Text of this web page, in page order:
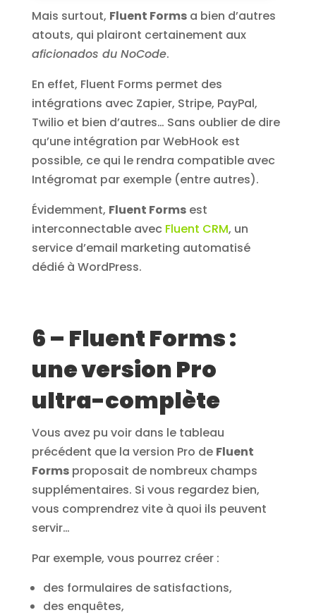
Mais surtout, Fluent Formsa bien d’autres
atouts, qui plairont certainement aux
aficionados du NoCode.
En effet, Fluent Forms permet des
intégrations avec Zapier, Stripe, PayPal,
Twilio et bien d’autres… Sans oublier de dire
qu’une intégration par WebHook est
possible, ce qui le rendra compatible avec
Intégromat par exemple (entre autres).
Évidemment, Fluent Formsest
interconnectable avec Fluent CRM, un
service d’email marketing automatisé
dédié à WordPress.
6 – Fluent Forms :
une version Pro
ultra-complète
Vous avez pu voir dans le tableau
précédent que la version Pro de Fluent
Formsproposait de nombreux champs
supplémentaires. Si vous regardez bien,
vous comprendrez vite à quoi ils peuvent
servir…
Par exemple, vous pourrez créer :
des formulaires de satisfactions,
des enquêtes,